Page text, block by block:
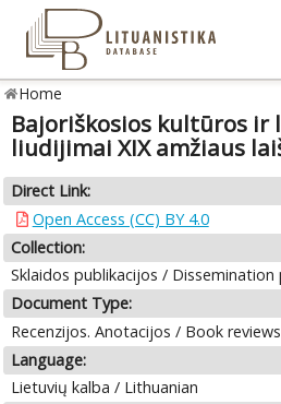
Home
Bajoriškosios kultūros
liudijimai XIX amžiaus
Direct Link:
Open Access (CC) BY 4.0
Collection:
Sklaidos publikacijos / Dissemination
Document Type:
Recenzijos. Anotacijos / Book reviews
Language:
Lietuvių kalba / Lithuanian